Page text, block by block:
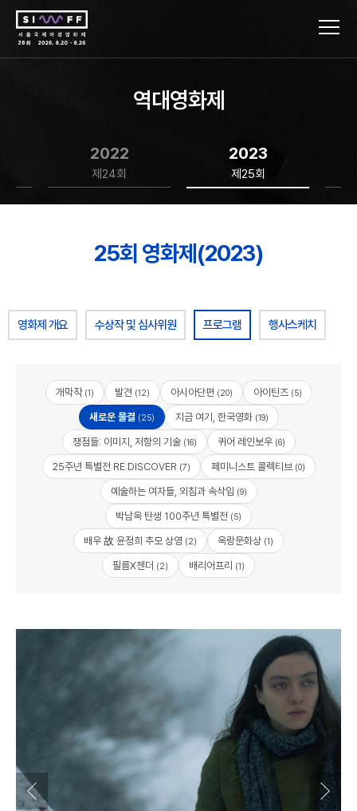
역대영화제
2022
제24회
2023
제25회
25회 영화제(2023)
영화제 개요 수상작 및 심사위원 프로그램 행사스케치
개막작(1) 발견 (12) 아시아단편 (20) 아이틴즈(5)
새로운 물결 (25) 지금 여기, 한국영화(19)
쟁점들: 이미지, 저항의 기술(16) 퀴어 레인보우(6)
25주년 특별전 RE:DISCOVER (7) 페미니스트 콜렉티브(0)
예술하는 여자들, 외침과 속삭임 (9)
박남옥 탄생 100주년 특별전 (5)
배우 故 윤정희 추모 상영 (2) 옥랑문화상 (1)
필름X젠더 (2) 배리어프리 (1)